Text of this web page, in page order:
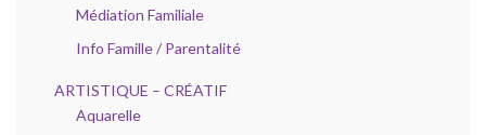
Médiation Familiale
Info Famille / Parentalité
ARTISTIQUE – CRÉATIF
Aquarelle